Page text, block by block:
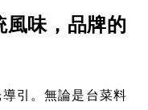
風味，品牌的
引。無論是台菜料